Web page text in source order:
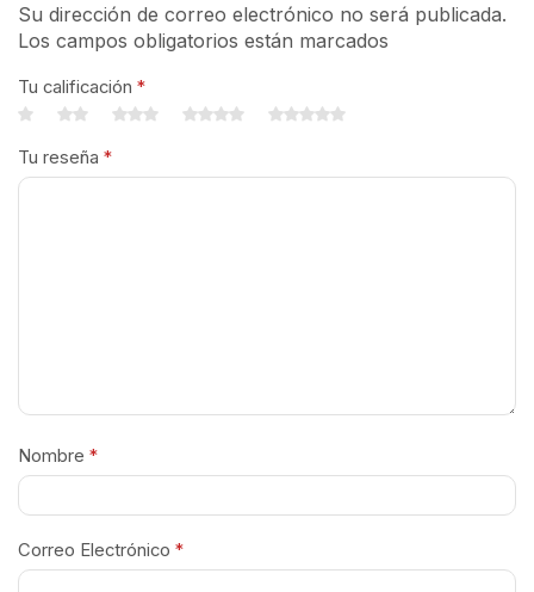
Su dirección de correo electrónico no será publicada.
Los campos obligatorios están marcados
Tu calificación *
Tu reseña *
Nombre *
Correo Electrónico *